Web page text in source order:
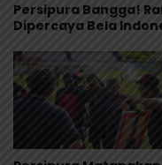
Persipura Bangga!
Dipercaya Bela